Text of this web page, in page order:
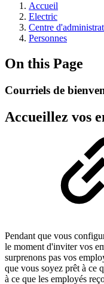
Accueil
Electric
Centre
Personnes
On this Page
Courriels de
Accueillez vos
Pendant que vous
le moment d'inviter vos
surprenons pas vos
que vous soyez prêt à ce
à ce que les employés